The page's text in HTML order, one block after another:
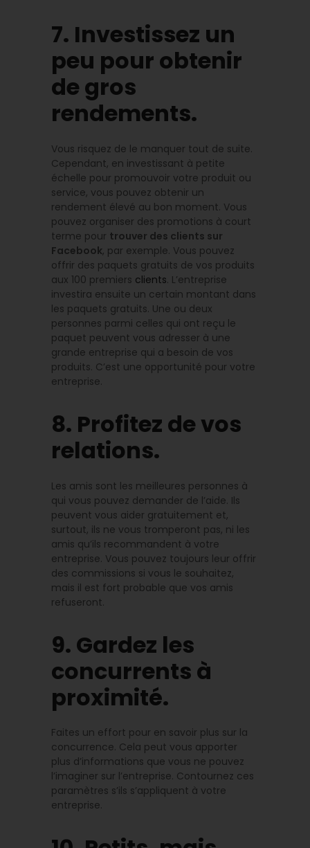
7. Investissez un
peu pour obtenir
de gros
rendements.
Vous risquez de le manquer tout de suite.
Cependant, en investissant à petite
échelle pour promouvoir votre produit ou
service, vous pouvez obtenir un
rendement élevé au bon moment. Vous
pouvez organiser des promotions à court
terme pour trouver des clients sur
Facebook, par exemple. Vous pouvez
offrir des paquets gratuits de vos produits
aux 100 premiers clients. L’entreprise
investira ensuite un certain montant dans
les paquets gratuits. Une ou deux
personnes parmi celles qui ont reçu le
paquet peuvent vous adresser à une
grande entreprise qui a besoin de vos
produits. C’est une opportunité pour votre
entreprise.
8. Profitez de vos
relations.
Les amis sont les meilleures personnes à
qui vous pouvez demander de l’aide. Ils
peuvent vous aider gratuitement et,
surtout, ils ne vous tromperont pas, ni les
amis qu’ils recommandent à votre
entreprise. Vous pouvez toujours leur offrir
des commissions si vous le souhaitez,
mais il est fort probable que vos amis
refuseront.
9. Gardez les
concurrents à
proximité.
Faites un effort pour en savoir plus sur la
concurrence. Cela peut vous apporter
plus d’informations que vous ne pouvez
l’imaginer sur l’entreprise. Contournez ces
paramètres s’ils s’appliquent à votre
entreprise.